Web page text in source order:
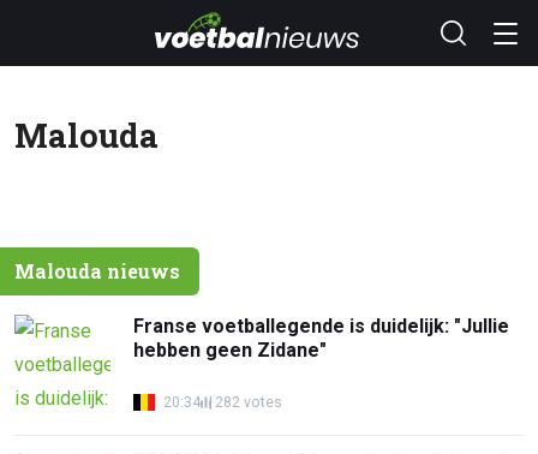
Malouda
Malouda nieuws
Franse voetballegende is duidelijk: "Jullie
hebben geen Zidane"
20:34 282 votes